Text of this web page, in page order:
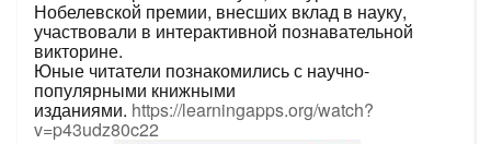
Нобелевской премии, внесших вклад в науку,
участвовали в интерактивной познавательной
викторине.
Юные читатели познакомились с научно-
популярными книжными
изданиями. https://learningapps.org/watch?
v=p43udz80c22